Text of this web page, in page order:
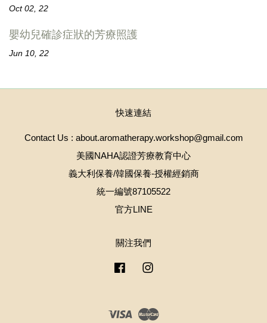
Oct 02, 22
嬰幼兒確診症狀的芳療照護
Jun 10, 22
快速連結
Contact Us : about.aromatherapy.workshop@gmail.com
美國NAHA認證芳療教育中心
義大利保養/韓國保養-授權經銷商
統一編號87105522
官方LINE
關注我們
Facebook
Visa